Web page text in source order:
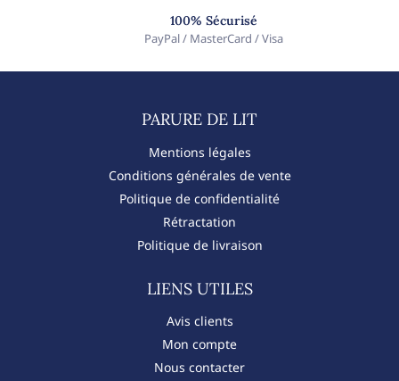
100% Sécurisé
PayPal / MasterCard / Visa
PARURE DE LIT​
Mentions légales
Conditions générales de vente
Politique de confidentialité
Rétractation
Politique de livraison
LIENS UTILES
Avis clients
Mon compte
Nous contacter